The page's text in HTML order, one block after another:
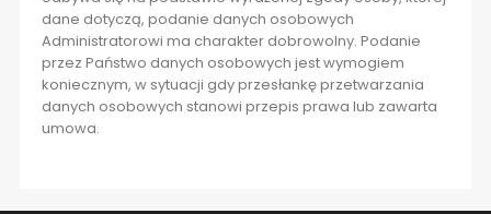
dane dotyczą, podanie danych osobowych
Administratorowi ma charakter dobrowolny. Podanie
przez Państwo danych osobowych jest wymogiem
koniecznym, w sytuacji gdy przesłankę przetwarzania
danych osobowych stanowi przepis prawa lub zawarta
umowa.